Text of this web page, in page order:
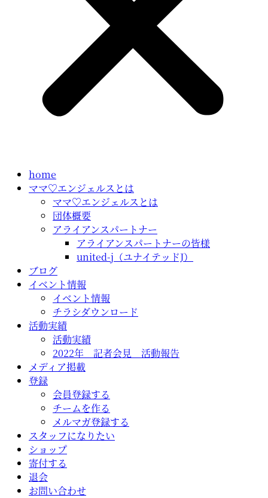
home
ママ♡エンジェルスとは
ママ♡エンジェルスとは
団体概要
アライアンスパートナー
アライアンスパートナーの皆様
united-j（ユナイテッドJ）
ブログ
イベント情報
イベント情報
チラシダウンロード
活動実績
活動実績
2022年 記者会見 活動報告
メディア掲載
登録
会員登録する
チームを作る
メルマガ登録する
スタッフになりたい
ショップ
寄付する
退会
お問い合わせ